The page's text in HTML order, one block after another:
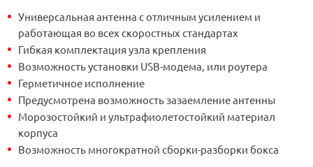
Универсальная антенна с отличным усилением и
работающая во всех скоростных стандартах
Гибкая комплектация узла крепления
Возможность установки USB-модема, или роутера
Герметичное исполнение
Предусмотрена возможность зазаемление антенны
Морозостойкий и ультрафиолетостойкий материал
корпуса
Возможность многократной сборки-разборки бокса